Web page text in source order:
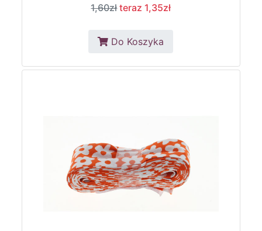
1,60zł teraz 1,35zł
Do Koszyka